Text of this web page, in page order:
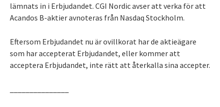
lämnats in i Erbjudandet. CGI Nordic avser att verka för att
Acandos B-aktier avnoteras från Nasdaq Stockholm.
Eftersom Erbjudandet nu är ovillkorat har de aktieägare
som har accepterat Erbjudandet, eller kommer att
acceptera Erbjudandet, inte rätt att återkalla sina accepter.